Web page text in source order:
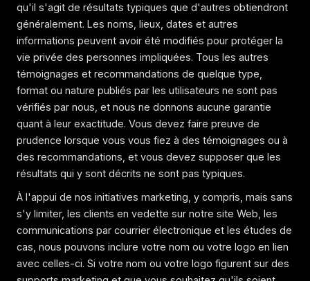
qu'il s'agit de résultats typiques que d'autres obtiendront
généralement. Les noms, lieux, dates et autres
informations peuvent avoir été modifiés pour protéger la
vie privée des personnes impliquées. Tous les autres
témoignages et recommandations de quelque type,
format ou nature publiés par les utilisateurs ne sont pas
vérifiés par nous, et nous ne donnons aucune garantie
quant à leur exactitude. Vous devez faire preuve de
prudence lorsque vous vous fiez à des témoignages ou à
des recommandations, et vous devez supposer que les
résultats qui y sont décrits ne sont pas typiques.
À l'appui de nos initiatives marketing, y compris, mais sans
s'y limiter, les clients en vedette sur notre site Web, les
communications par courrier électronique et les études de
cas, nous pouvons inclure votre nom ou votre logo en lien
avec celles-ci. Si votre nom ou votre logo figurent sur des